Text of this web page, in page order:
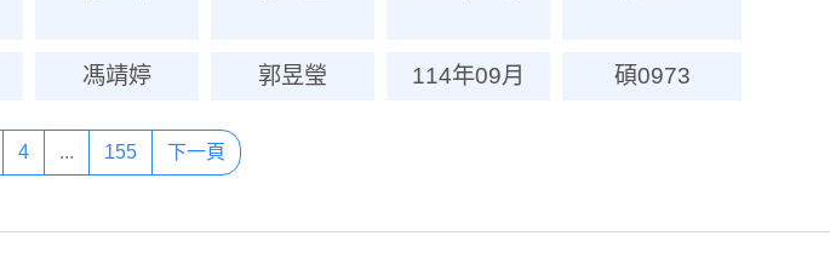
馮靖婷 郭昱瑩 114年09月 碩0973
4 ... 155 下一頁